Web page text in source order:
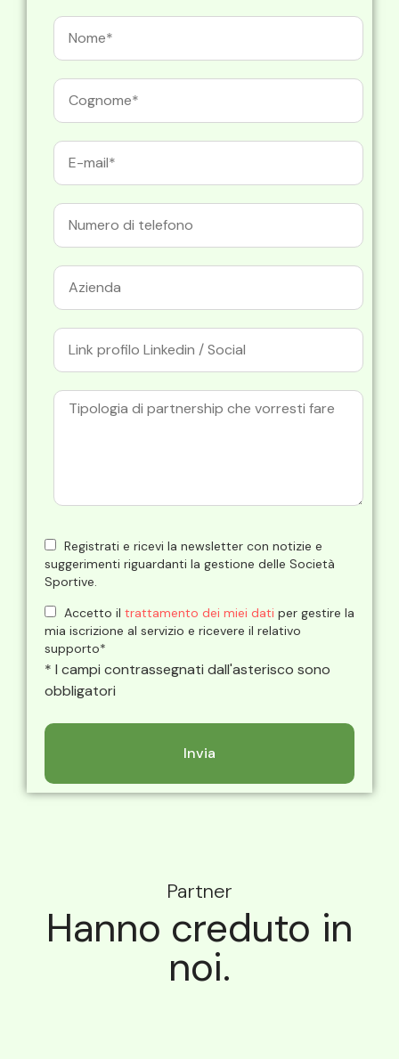
Registrati e ricevi la newsletter con notizie e
suggerimenti riguardanti la gestione delle Società
Sportive.
Accetto il trattamento dei miei dati per gestire la
mia iscrizione al servizio e ricevere il relativo
supporto*
* I campi contrassegnati dall'asterisco sono
obbligatori
Partner
Hanno creduto in
noi.